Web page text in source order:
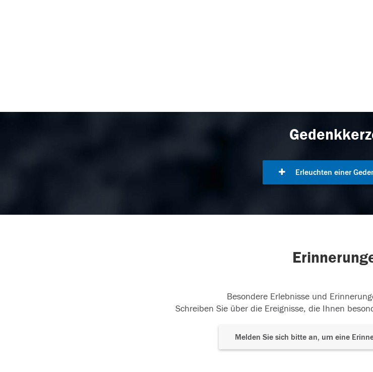
Erleuchten einer
Besondere Erlebnisse und
Schreiben Sie über die Ereignisse, die Ihnen
Melden Sie sich bitte an, um eine